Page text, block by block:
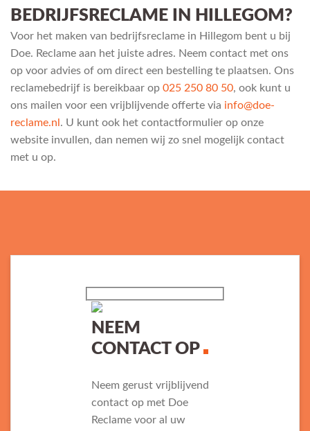
BEDRIJFSRECLAME IN HILLEGOM?
Voor het maken van bedrijfsreclame in Hillegom bent u bij
Doe. Reclame aan het juiste adres. Neem contact met ons
op voor advies of om direct een bestelling te plaatsen. Ons
reclamebedrijf is bereikbaar op 025 250 80 50, ook kunt u
ons mailen voor een vrijblijvende offerte via info@doe-
reclame.nl . U kunt ook het contactformulier op onze
website invullen, dan nemen wij zo snel mogelijk contact
met u op.
NEEM
CONTACT OP
Neem gerust vrijblijvend
contact op met Doe
Reclame voor al uw